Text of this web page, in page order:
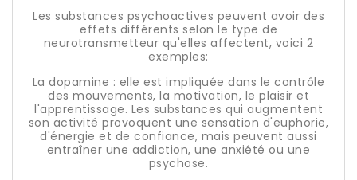
Les substances psychoactives peuvent avoir des
effets différents selon le type de
neurotransmetteur qu'elles affectent, voici 2
exemples:
La dopamine : elle est impliquée dans le contrôle
des mouvements, la motivation, le plaisir et
l'apprentissage. Les substances qui augmentent
son activité provoquent une sensation d'euphorie,
d'énergie et de confiance, mais peuvent aussi
entraîner une addiction, une anxiété ou une
psychose.